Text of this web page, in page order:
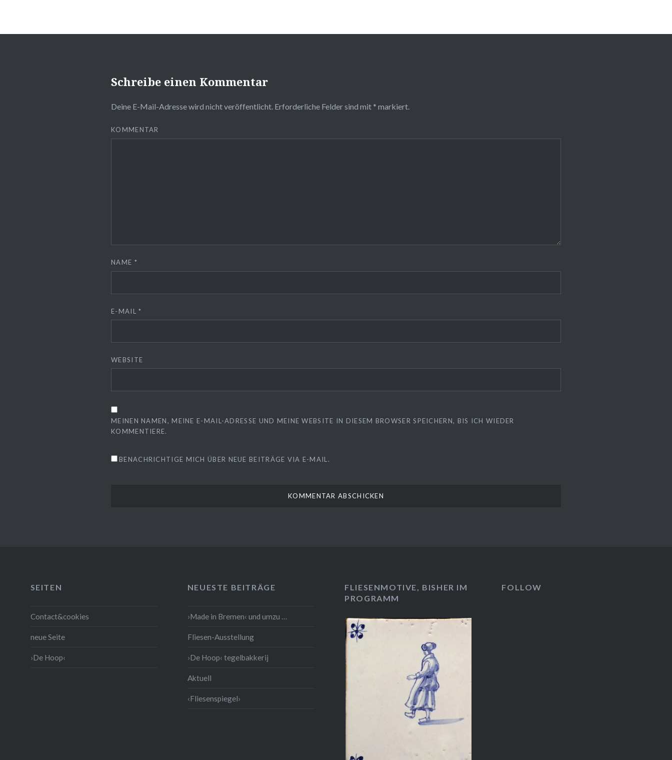
Schreibe einen Kommentar
Deine E-Mail-Adresse wird nicht veröffentlicht. Erforderliche Felder sind mit * markiert.
KOMMENTAR
NAME *
E-MAIL*
WEBSITE
MEINEN NAMEN, MEINE E-MAIL-ADRESSE UND MEINE WEBSITE IN DIESEM BROWSER SPEICHERN, BIS ICH WIEDER
KOMMENTIERE.
BENACHRICHTIGE MICH ÜBER NEUE BEITRÄGE VIA E-MAIL.
SEITEN
Contact&cookies
neue Seite
›De Hoop‹
NEUESTE BEITRÄGE
›Made in Bremen‹ und umzu …
Fliesen-Ausstellung
›De Hoop‹ tegelbakkerij
Aktuell
‹Fliesenspiegel›
FLIESENMOTIVE, BISHER IM
PROGRAMM
FOLLOW